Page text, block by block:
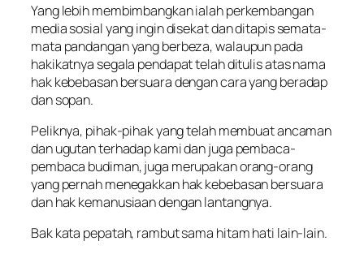
Yang lebih membimbangkan ialah perkembangan
media sosial yang ingin disekat dan ditapis semata-
mata pandangan yang berbeza, walaupun pada
hakikatnya segala pendapat telah ditulis atas nama
hak kebebasan bersuara dengan cara yang beradap
dan sopan.
Peliknya, pihak-pihak yang telah membuat ancaman
dan ugutan terhadap kami dan juga pembaca-
pembaca budiman, juga merupakan orang-orang
yang pernah menegakkan hak kebebasan bersuara
dan hak kemanusiaan dengan lantangnya.
Bak kata pepatah, rambut sama hitam hati lain-lain.